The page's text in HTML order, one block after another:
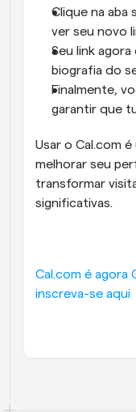
Clique na aba
ver seu novo
Seu link
biografia do
Finalmente,
garantir que
Usar o Cal.com
melhorar seu
transformar
significativas.
Cal.com é agora
inscreva-se aqui